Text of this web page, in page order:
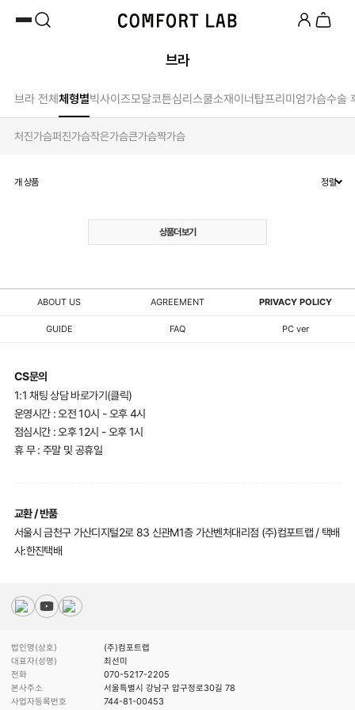
SUMMER SALE | UP TO 45% OFF
페이코 쿠폰 혜택 12% OFF 24시간만
브라
브라 전체체형별빅사이즈모달코튼심리스쿨소재이너탑프리미엄가슴수술
처진가슴퍼진가슴작은가슴큰가슴짝가슴
개 상품 정렬
상품더보기
ABOUT US AGREEMENT PRIVACY POLICY
GUIDE FAQ PC ver
CS문의
1:1 채팅 상담 바로가기(클릭)
운영시간 : 오전 10시 - 오후 4시
점심시간 : 오후 12시 - 오후 1시
휴 무 : 주말 및 공휴일
교환 / 반품
서울시 금천구 가산디지털2로 83 신관M1층 가산벤처대리점 (주)컴포트랩 / 택배
사:한진택배
법인명(상호)
(주)컴포트랩
대표자(성명)
최선미
전화
070-5217-2205
본사주소
서울특별시 강남구 압구정로30길 78
사업자등록번호
744-81-00453